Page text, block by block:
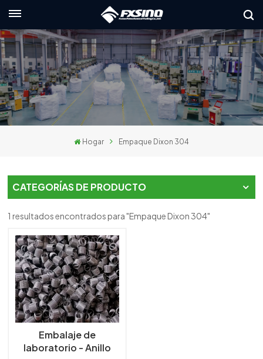
本語
국의
Hogar Empaque Dixon 304
CATEGORÍAS DE PRODUCTO
1 resultados encontrados para "Empaque Dixon 304"
Embalaje de
laboratorio - Anillo